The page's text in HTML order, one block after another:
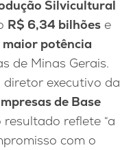
Silvicultural
R$ 6,34 bilhões e
maior potência
de Minas Gerais.
diretor executivo da
de Base
resultado reflete “a
com o